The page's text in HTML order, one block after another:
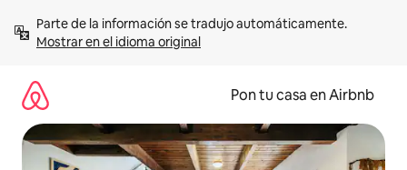
contenidoMostrar en el idioma original
Pon tu casa en Airbnb